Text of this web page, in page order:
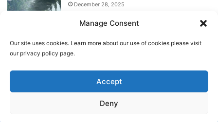
Manage Consent
Our site uses cookies. Learn more about our use of cookies please visit
our privacy policy page.
Accept
Deny
December 28, 2025
Load More